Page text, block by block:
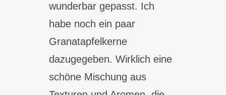
wunderbar gepasst. Ich
habe noch ein paar
Granatapfelkerne
dazugegeben. Wirklich eine
schöne Mischung aus